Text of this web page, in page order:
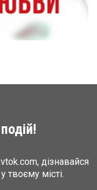
дізнавайся
твоєму місті.